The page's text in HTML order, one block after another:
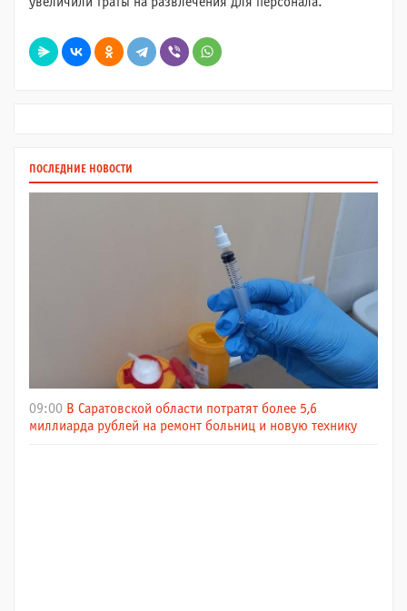
ПОСЛЕДНИЕ НОВОСТИ
09:00 В Саратовской области потратят более 5,6
миллиарда рублей на ремонт больниц и новую технику